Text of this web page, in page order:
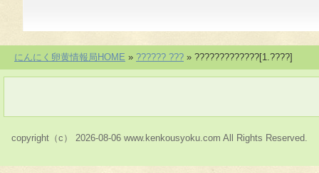
にんにく卵黄情報局HOME » ?????? ??? » ?????????????[1.????]
copyright（c） 2026-08-06 www.kenkousyoku.com All Rights Reserved.